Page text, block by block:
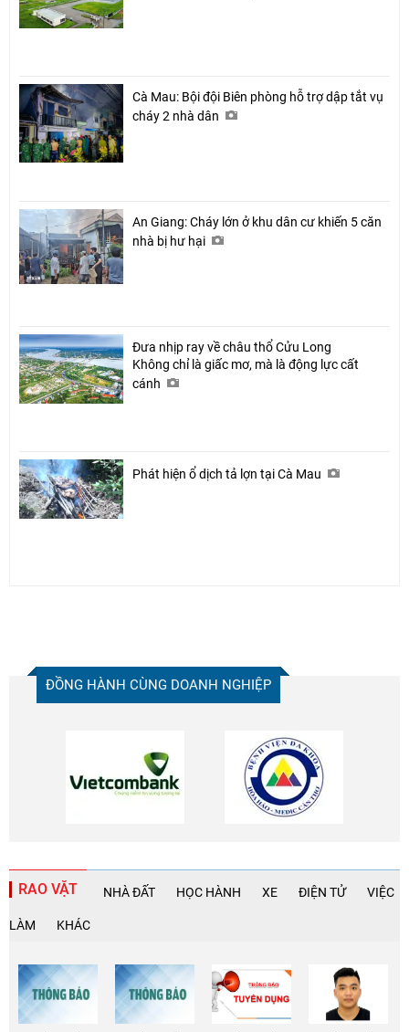
Cà Mau: Bội đội Biên phòng hỗ trợ dập tắt vụ
cháy 2 nhà dân
An Giang: Cháy lớn ở khu dân cư khiến 5 căn
nhà bị hư hại
Đưa nhịp ray về châu thổ Cửu Long
Không chỉ là giấc mơ, mà là động lực cất
cánh
Phát hiện ổ dịch tả lợn tại Cà Mau
ĐỒNG HÀNH CÙNG DOANH NGHIỆP
RAO VẶT NHÀ ĐẤT HỌC HÀNH XE ĐIỆN TỬ VIỆC
LÀM KHÁC